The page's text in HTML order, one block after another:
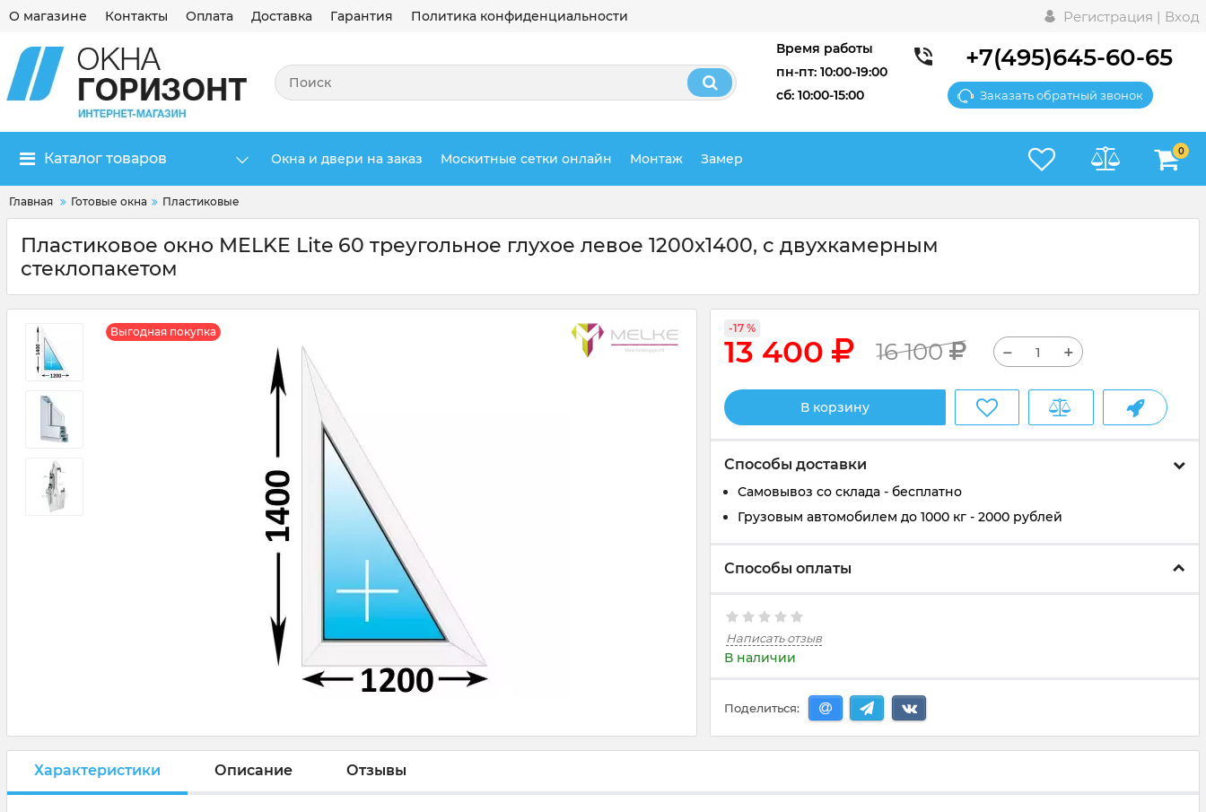
О магазине Контакты Оплата Доставка Гарантия Политика конфиденциальности Регистрация | Вход
Время работы
пн-пт: 10:00-19:00
сб: 10:00-15:00
+7(495)645-60-65
Заказать обратный звонок
Каталог товаров Окна и двери на заказ Москитные сетки онлайн Монтаж Замер 0
Главная Готовые окна Пластиковые
Пластиковое окно MELKE Lite 60 треугольное глухое левое 1200x1400, с двухкамерным
стеклопакетом
Выгодная покупка
13 400 16 100
-17 %
− +
В корзину
Способы доставки
Самовывоз со склада - бесплатно
Грузовым автомобилем до 1000 кг - 2000 рублей
Способы оплаты
Написать отзыв
В наличии
Поделиться:
Характеристики Описание Отзывы